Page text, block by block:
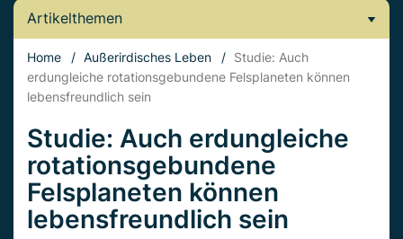
Artikelthemen
Home / Außerirdisches Leben / Studie: Auch
erdungleiche rotationsgebundene Felsplaneten können
lebensfreundlich sein
Studie: Auch erdungleiche
rotationsgebundene
Felsplaneten können
lebensfreundlich sein